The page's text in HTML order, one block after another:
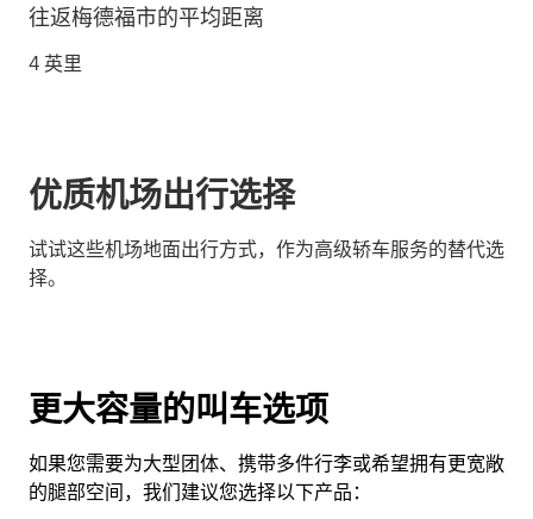
往返梅德福市的平均距离
4 英里
优质机场出行选择
试试这些机场地面出行方式，作为高级轿车服务的替代选
择。
更大容量的叫车选项
如果您需要为大型团体、携带多件行李或希望拥有更宽敞
的腿部空间，我们建议您选择以下产品：